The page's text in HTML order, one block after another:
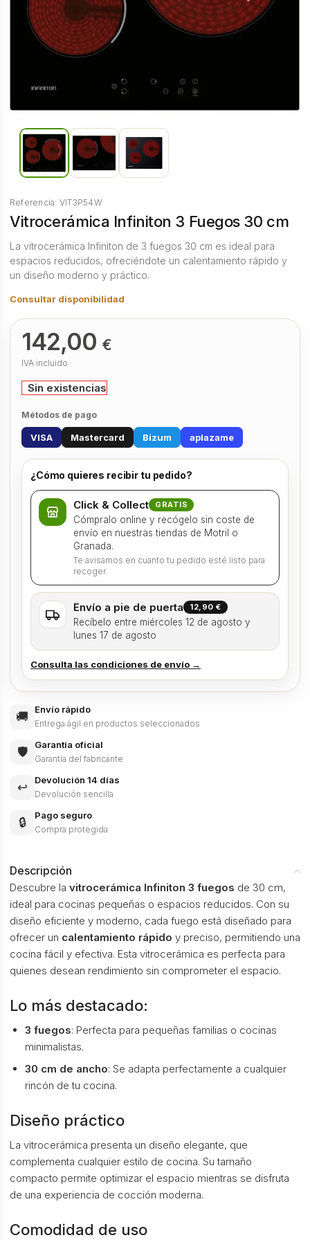
Referencia: VIT3P54W
Vitrocerámica Infiniton 3 Fuegos 30 cm
La vitrocerámica Infiniton de 3 fuegos 30 cm es ideal para
espacios reducidos, ofreciéndote un calentamiento rápido y
un diseño moderno y práctico.
Consultar disponibilidad
142,00 €
IVA incluido
Sin existencias
Métodos de pago
VISA Mastercard Bizum aplazame
¿Cómo quieres recibir tu pedido?
Click & Collect GRATIS
Cómpralo online y recógelo sin coste de
envío en nuestras tiendas de Motril o
Granada.
Te avisamos en cuanto tu pedido esté listo para
recoger.
Envío a pie de puerta 12,90 €
Recíbelo entre miércoles 12 de agosto y
lunes 17 de agosto
Consulta las condiciones de envío →
🚚 Envío rápido
Entrega ágil en productos seleccionados
🛡️ Garantía oficial
Garantía del fabricante
↩️ Devolución 14 días
Devolución sencilla
🔒 Pago seguro
Compra protegida
Descripción
Descubre la vitrocerámica Infiniton 3 fuegos de 30 cm,
ideal para cocinas pequeñas o espacios reducidos. Con su
diseño eficiente y moderno, cada fuego está diseñado para
ofrecer un calentamiento rápido y preciso, permitiendo una
cocina fácil y efectiva. Esta vitrocerámica es perfecta para
quienes desean rendimiento sin comprometer el espacio.
Lo más destacado:
3 fuegos: Perfecta para pequeñas familias o cocinas
minimalistas.
30 cm de ancho: Se adapta perfectamente a cualquier
rincón de tu cocina.
Diseño práctico
La vitrocerámica presenta un diseño elegante, que
complementa cualquier estilo de cocina. Su tamaño
compacto permite optimizar el espacio mientras se disfruta
de una experiencia de cocción moderna.
Comodidad de uso